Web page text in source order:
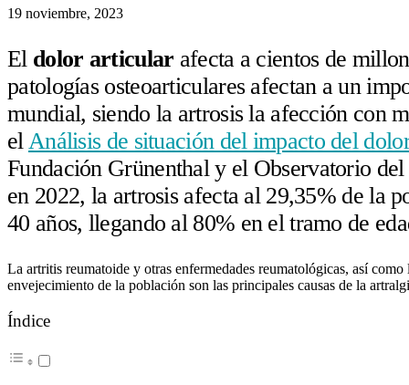
19 noviembre, 2023
El dolor articular afecta a cientos de
patologías osteoarticulares afectan a un
mundial, siendo la artrosis la afección con
el Análisis de situación del impacto del
Fundación Grünenthal y el Observatorio
en 2022, la artrosis afecta al 29,35% de la
40 años, llegando al 80% en el tramo de
La artritis reumatoide y otras enfermedades reumatológicas, así
envejecimiento de la población son las principales causas de la
Índice